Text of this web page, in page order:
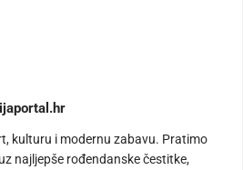
kulturu i modernu zabavu. Pratimo
najljepše rođendanske čestitke,